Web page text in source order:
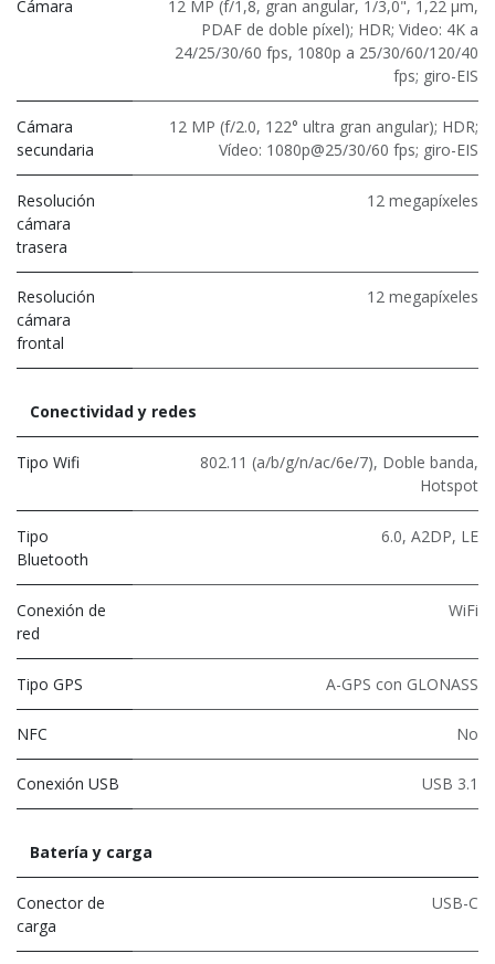
Cámara
12 MP (f/1,8, gran angular, 1/3,0", 1,22 µm,
PDAF de doble píxel); HDR; Video: 4K a
24/25/30/60 fps, 1080p a 25/30/60/120/40
fps; giro-EIS
Cámara
secundaria
12 MP (f/2.0, 122° ultra gran angular); HDR;
Vídeo: 1080p@25/30/60 fps; giro-EIS
Resolución
cámara
trasera
12 megapíxeles
Resolución
cámara
frontal
12 megapíxeles
Conectividad y redes
Tipo Wifi 802.11 (a/b/g/n/ac/6e/7), Doble banda,
Hotspot
Tipo
Bluetooth
6.0, A2DP, LE
Conexión de
red
WiFi
Tipo GPS A-GPS con GLONASS
NFC No
Conexión USB USB 3.1
Batería y carga
Conector de
carga
USB-C